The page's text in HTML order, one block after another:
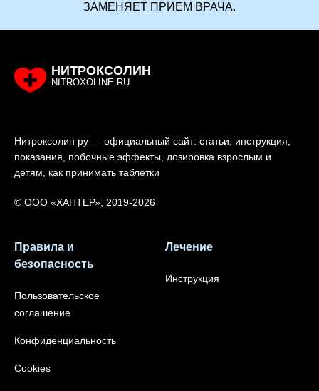
ЗАМЕНЯЕТ ПРИЕМ ВРАЧА.
НИТРОКСОЛИН
NITROXOLINE.RU
Нитроксолин ру — официальный сайт: статьи, инструкция,
показания, побочные эффекты, дозировка взрослым и
детям, как принимать таблетки
© ООО «ХАНТЕР», 2019-2026
Правила и
безопасность
Пользовательское
соглашение
Конфиденциальность
Cookies
Лечение
Инструкция